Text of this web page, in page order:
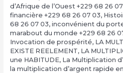
d’Afrique de l’Ouest +229 68 26
financière +229 68 26 07 03,
68 26 07 03, inconvénient du
marabout du monde +229 68 26
Invocation de prospérité, LA
EXISTE REELEMENT, LA
une HABITUDE, La Multiplication
la multiplication d’argent rapide